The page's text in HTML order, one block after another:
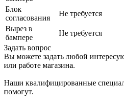
Блок
согласования
Не требуется
Вырез в
бампере
Не требуется
Задать вопрос
Вы можете задать любой
или работе магазина.
Наши квалифицированные
помогут.